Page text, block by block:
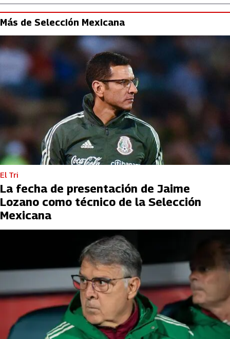
Más de Selección Mexicana
El Tri
La fecha de presentación de Jaime
Lozano como técnico de la Selección
Mexicana